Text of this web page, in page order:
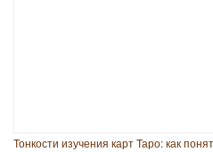
Тонкости изучения карт Таро: как